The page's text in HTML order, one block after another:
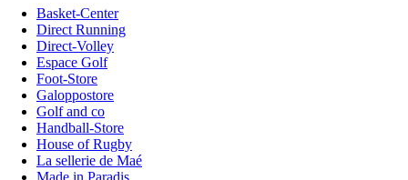
Basket-Center
Direct Running
Direct-Volley
Espace Golf
Foot-Store
Galoppostore
Golf and co
Handball-Store
House of Rugby
La sellerie de Maé